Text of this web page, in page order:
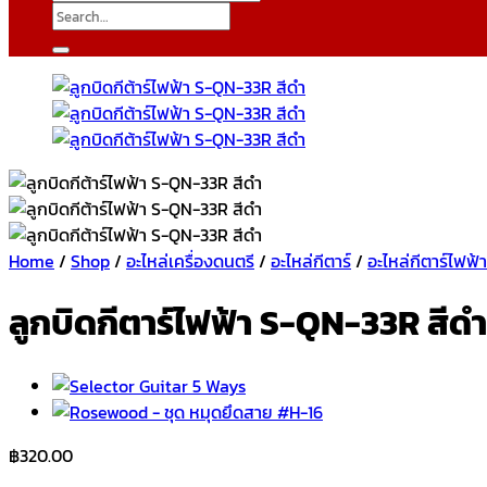
Search
for:
Home / Shop/ อะไหล่เครื่องดนตรี/ อะไหล่กีตาร์/ อะไหล่กีตาร์ไฟฟ้
ลูกบิดกีตาร์ไฟฟ้า S-QN-33R สีดำ
฿320.00